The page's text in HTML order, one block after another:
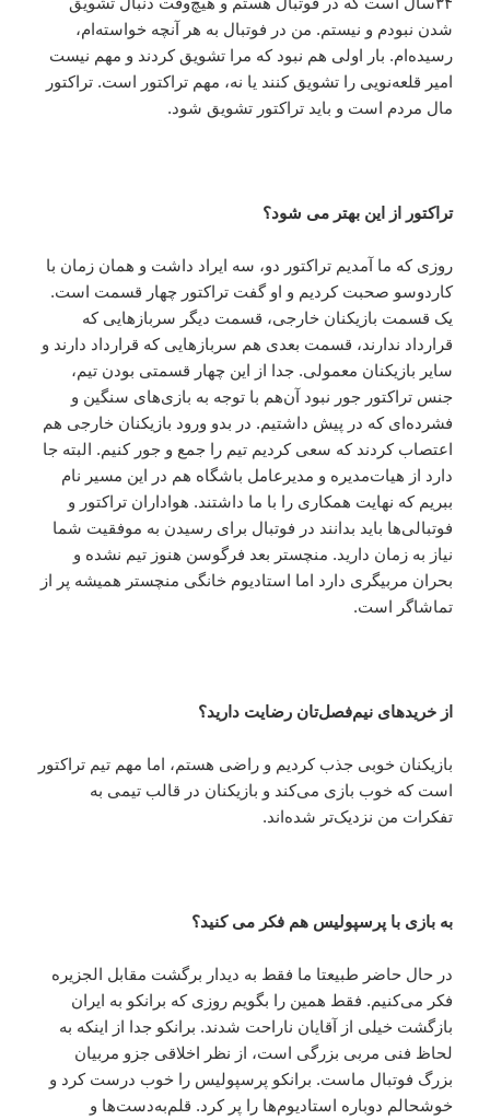
شدن نبودم و نیستم. من در فوتبال به هر آنچه خواسته‌ام،
رسیده‌ام. بار اولی هم نبود که مرا تشویق کردند و مهم نیست
امیر قلعه‌نویی را تشویق کنند یا نه،‌ مهم تراکتور است. تراکتور
مال مردم است و باید تراکتور تشویق شود.
تراکتور از این بهتر می شود؟
روزی که ما آمدیم تراکتور دو، سه ایراد داشت و همان زمان با
کاردوسو صحبت کردیم و او گفت تراکتور‌ چهار قسمت است.
یک قسمت بازیکنان خارجی، قسمت دیگر سرباز‌هایی که
قرارداد ندارند، قسمت بعدی هم سربازهایی که قرارداد دارند و
سایر بازیکنان معمولی. جدا از این چهار قسمتی بودن تیم،‌
جنس تراکتور جور نبود آن‌هم با توجه به بازی‌های سنگین و
فشرده‌ای که در پیش داشتیم. در بدو ورود بازیکنان خارجی هم
اعتصاب کردند که سعی کردیم تیم را جمع و جور کنیم. البته جا
دارد از هیات‌مدیره و مدیرعامل باشگاه هم در این مسیر نام
ببریم که نهایت همکاری را با ما داشتند. هواداران تراکتور و
فوتبالی‌ها باید بدانند در فوتبال برای رسیدن به موفقیت شما
نیاز به زمان دارید. منچستر بعد فرگوسن هنوز تیم نشده و
بحران مربیگری دارد اما استادیوم خانگی منچستر همیشه پر از
تماشاگر است.
از خریدهای نیم‌فصل‌تان رضایت دارید؟
بازیکنان خوبی جذب کردیم و راضی هستم، اما مهم تیم تراکتور
است که خوب بازی می‌کند و بازیکنان در قالب تیمی به
تفکرات من نزدیک‌تر شده‌اند.
به بازی با پرسپولیس هم فکر می کنید؟
در حال حاضر طبیعتا ما فقط به دیدار برگشت مقابل الجزیره
فکر می‌کنیم. فقط همین را بگویم روزی که برانکو به ایران
بازگشت خیلی از آقایان ناراحت شدند. برانکو جدا از اینکه به
لحاظ فنی مربی بزرگی است، از نظر اخلاقی جزو مربیان
بزرگ فوتبال ماست. برانکو پرسپولیس را خوب درست کرد و
خوشحالم دوباره استادیوم‌ها را پر کرد. قلم‌به‌دست‌ها و